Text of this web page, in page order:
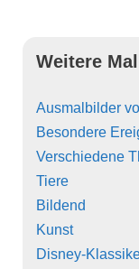
Weitere
Ausmalbilder
Besondere
Verschiedene
Tiere
Bildend
Kunst
Disney-